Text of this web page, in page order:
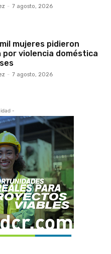
- 7 agosto, 2026
mujeres pidieron
violencia doméstica
- 7 agosto, 2026
-